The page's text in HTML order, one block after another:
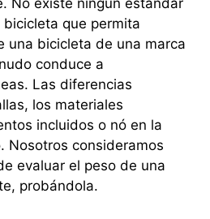
No existe ningún estándar
que permita
una bicicleta de una marca
conduce a
Las diferencias
los materiales
incluidos o nó en la
Nosotros consideramos
evaluar el peso de una
probándola.